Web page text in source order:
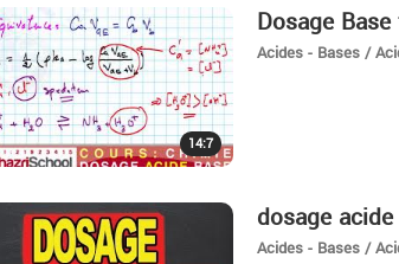
14:7
Dosage
Acides - Bases /
dosage
Acides - Bases /